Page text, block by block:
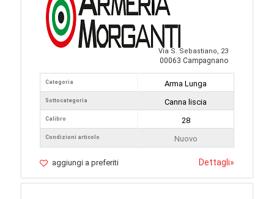
Via S. Sebastiano, 23
00063 Campagnano
Categoria
Sottocategoria
Calibro
Condizioni articolo
Arma Lunga
Canna liscia
28
Nuovo
aggiungi a preferiti Dettagli»